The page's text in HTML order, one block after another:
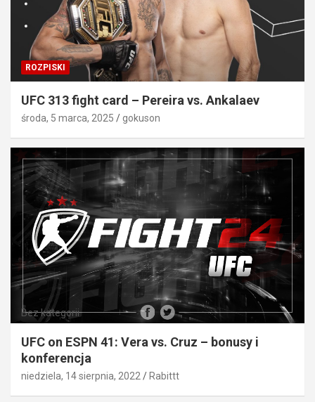
ROZPISKI
UFC 313 fight card – Pereira vs. Ankalaev
środa, 5 marca, 2025 gokuson
Bez kategorii
UFC on ESPN 41: Vera vs. Cruz – bonusy i
konferencja
niedziela, 14 sierpnia, 2022 Rabittt